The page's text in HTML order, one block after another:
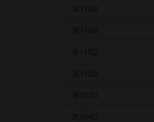
第119話
第116話
第113話
第110話
第107話
第104話